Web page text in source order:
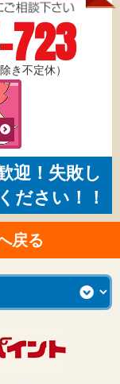
723
き不定休）
迎！失敗し
ださい！！
戻る